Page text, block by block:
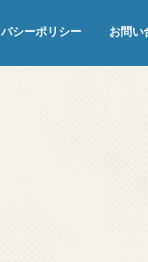
シーポリシー お問い